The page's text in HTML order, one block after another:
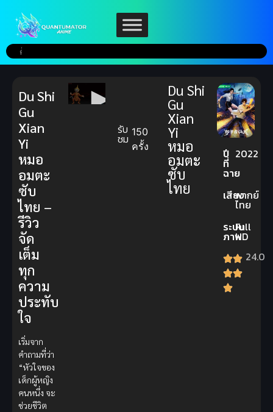
รับ
ชม 150
ครั้ง
Du Shi
Gu
Xian
Yi
หมอ
อมตะ
ซับ
ไทย
ปี
ที่
ฉาย
2022
เสียงพากย์
ไทย
ระบบ
ภาพ
Full
HD
24.0
Du Shi
Gu
Xian
Yi
หมอ
อมตะ
ซับ
ไทย –
รีวิว
จัด
เต็ม
ทุก
ความ
ประทับ
ใจ
เริ่มจาก
คำถามที่ว่า
“หัวใจของ
เด็กผู้หญิง
คนหนึ่ง จะ
ช่วยชีวิต